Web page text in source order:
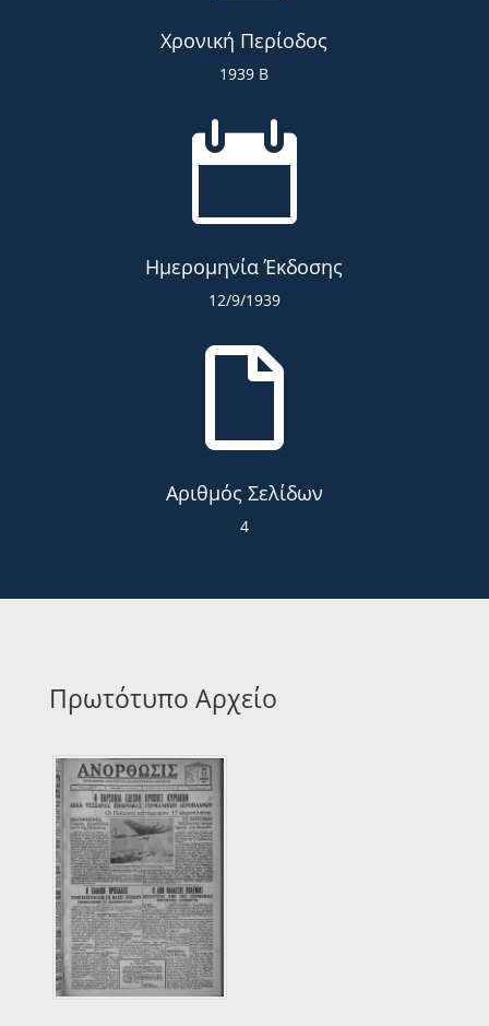
Χρονική Περίοδος
1939 Β

Ημερομηνία Έκδοσης
12/9/1939

Αριθμός Σελίδων
4
Πρωτότυπο Αρχείο